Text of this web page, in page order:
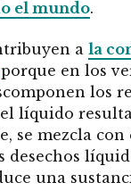
el mundo.
a la
porque en los
los
líquido
se mezcla con
una